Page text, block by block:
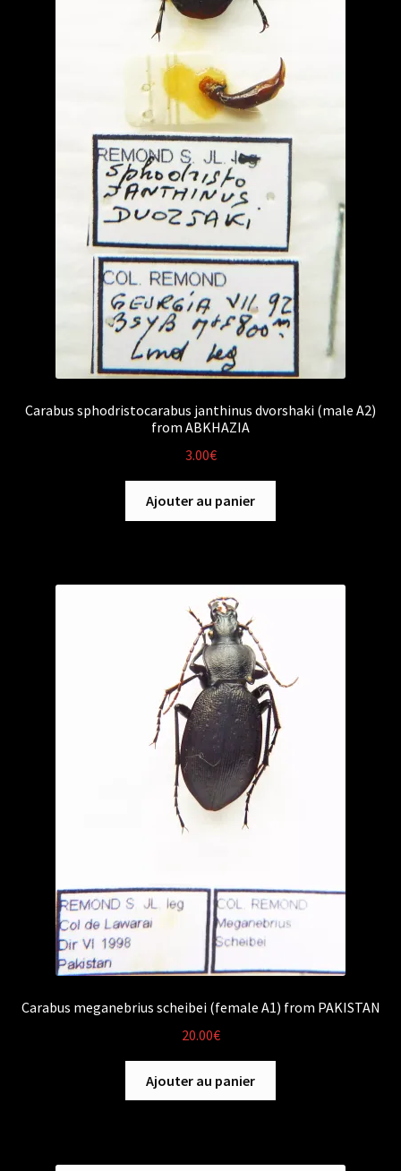
Carabus sphodristocarabus janthinus dvorshaki (male A2)
from ABKHAZIA
3.00€
Ajouter au panier
Carabus meganebrius scheibei (female A1) from PAKISTAN
20.00€
Ajouter au panier